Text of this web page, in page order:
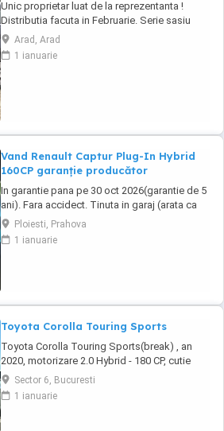
Unic proprietar luat de la reprezentanta !
Distributia facuta in Februarie. Serie sasiu
WF0AXXWPMAHC82078
Arad, Arad
1 ianuarie
Vand Renault Captur Plug-In Hybrid
160CP garanție producător
In garantie pana pe 30 oct 2026(garantie de 5
ani). Fara accidect. Tinuta in garaj (arata ca
noua, nu are zgarieturi). Folosita doar la
naveta(30km zilnic). Nu are urme de uzura,
placutele si discurile nu sunt deloc uzate
Ploiesti, Prahova
1 ianuarie
Toyota Corolla Touring Sports
Toyota Corolla Touring Sports(break) , an
2020, motorizare 2.0 Hybrid - 180 CP, cutie
automată, perfectă pentru oraș și drumuri
lungi, recunoscută pentru fiabilitate și
consum redus. *Dotări* Siguranță & Asistență
Sector 6, Bucuresti
1 ianuarie